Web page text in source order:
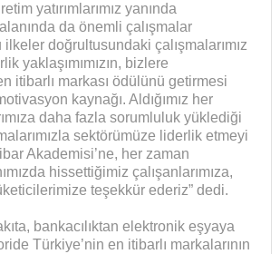
yatırımlarımız yanında
da önemli çalışmalar
doğrultusundaki çalışmalarımız
yaklaşımımızın, bizlere
itibarlı markası ödülünü getirmesi
kaynağı. Aldığımız her
daha fazla sorumluluk yüklediği
sektörümüze liderlik etmeyi
Akademisi’ne, her zaman
hissettiğimiz çalışanlarımıza,
teşekkür ederiz” dedi.
bankacılıktan elektronik eşyaya
Türkiye’nin en itibarlı markalarının